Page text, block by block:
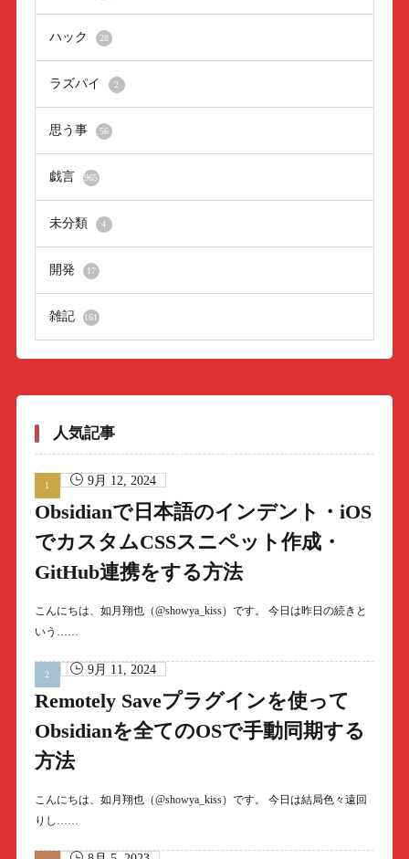
ハック 28
ラズパイ 2
思う事 56
戯言 965
未分類 4
開発 17
雑記 161
人気記事
9月 12, 2024
Obsidianで日本語のインデント・iOS
でカスタムCSSスニペット作成・
GitHub連携をする方法
こんにちは、如月翔也（@showya_kiss）です。 今日は昨日の続きと
いう……
9月 11, 2024
Remotely Saveプラグインを使って
Obsidianを全てのOSで手動同期する
方法
こんにちは、如月翔也（@showya_kiss）です。 今日は結局色々遠回
りし……